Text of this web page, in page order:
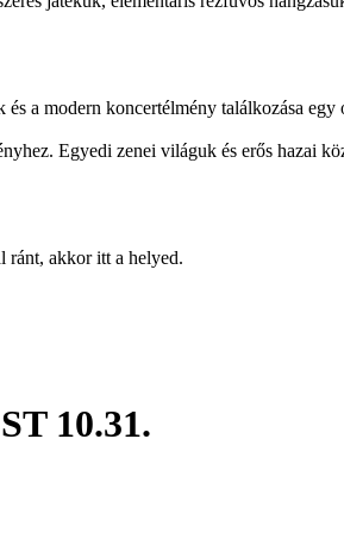
a modern koncertélmény találkozása egy
Egyedi zenei világuk és erős hazai
ránt, akkor itt a helyed.
10.31.